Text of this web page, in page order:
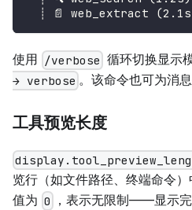
┊ 📄 web_extract
使用 /verbose 循环切换显示
→ verbose 。该命令也可为消
工具预览长度
览行（如文件路径、终端命令
值为 0 ，表示无限制——显示完